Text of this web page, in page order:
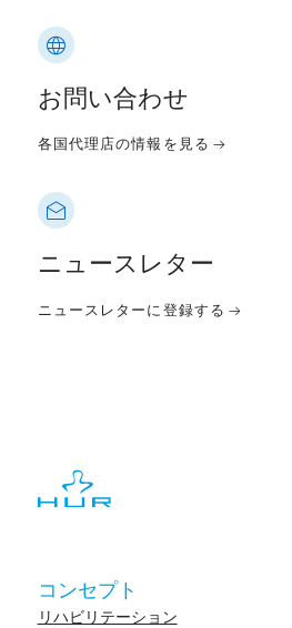
お問い合わせ
各国代理店の情報を見る
ニュースレター
ニュースレターに登録する
コンセプト
リハビリテーション